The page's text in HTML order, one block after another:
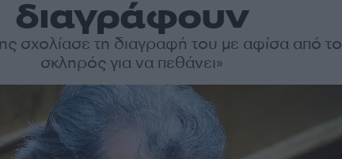
διαγράφουν
σχολίασε τη διαγραφή του με αφίσα από
σκληρός για να πεθάνει»